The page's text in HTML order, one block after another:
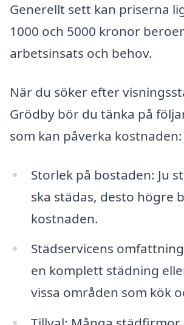
Generellt sett kan priserna
1000 och 5000 kronor
arbetsinsats och behov.
När du söker efter
Grödby bör du tänka på
som kan påverka kostnaden:
Storlek på bostaden: Ju
ska städas, desto högre
kostnaden.
Städservicens
en komplett städning
vissa områden som kök